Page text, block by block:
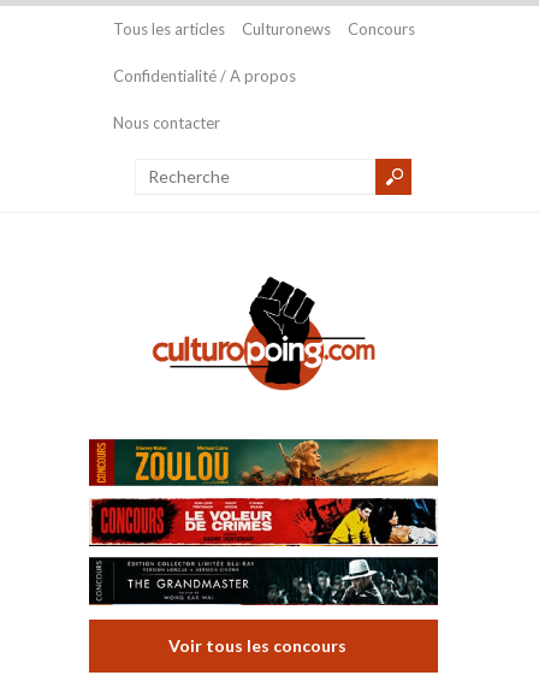
Tous les articles Culturonews Concours
Confidentialité / A propos
Nous contacter
Voir tous les concours